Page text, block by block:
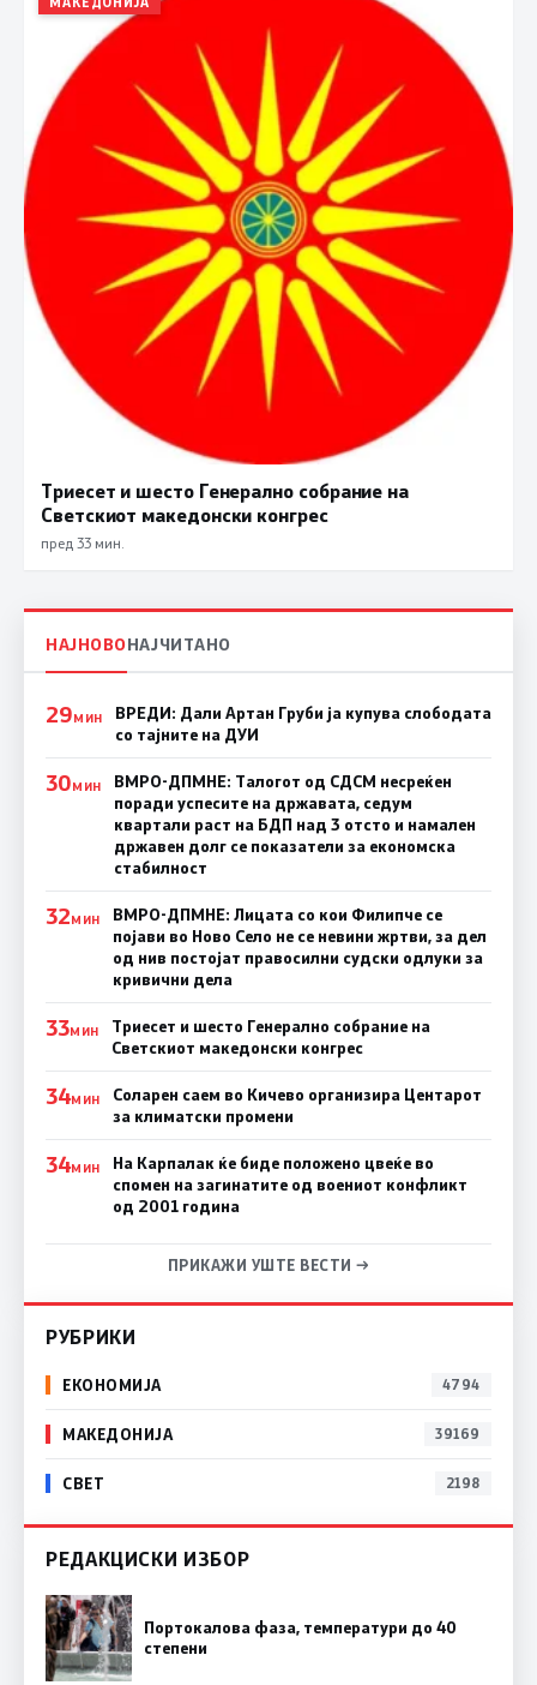
Триесет и шесто Генерално собрание на
Светскиот македонски конгрес
пред 33 мин.
НАЈНОВОНАЈЧИТАНО
29МИН
ВРЕДИ: Дали Артан Груби ја купува слободата
со тајните на ДУИ
30МИН
ВМРО-ДПМНЕ: Талогот од СДСМ несреќен
поради успесите на државата, седум
квартали раст на БДП над 3 отсто и намален
државен долг се показатели за економска
стабилност
32МИН
ВМРО-ДПМНЕ: Лицата со кои Филипче се
појави во Ново Село не се невини жртви, за дел
од нив постојат правосилни судски одлуки за
кривични дела
33МИН
Триесет и шесто Генерално собрание на
Светскиот македонски конгрес
34МИН
Соларен саем во Кичево организира Центарот
за климатски промени
34МИН
На Карпалак ќе биде положено цвеќе во
спомен на загинатите од воениот конфликт
од 2001 година
ПРИКАЖИ УШТЕ ВЕСТИ →
РУБРИКИ
ЕКОНОМИЈА 4794
МАКЕДОНИЈА 39169
СВЕТ 2198
РЕДАКЦИСКИ ИЗБОР
Портокалова фаза, температури до 40
степени